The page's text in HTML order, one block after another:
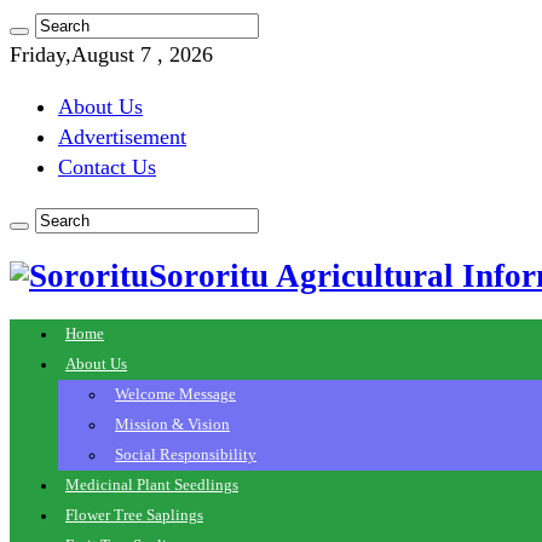
Friday,August 7 , 2026
About Us
Advertisement
Contact Us
Sororitu Agricultural
Home
About Us
Welcome Message
Mission & Vision
Social Responsibility
Medicinal Plant Seedlings
Flower Tree Saplings